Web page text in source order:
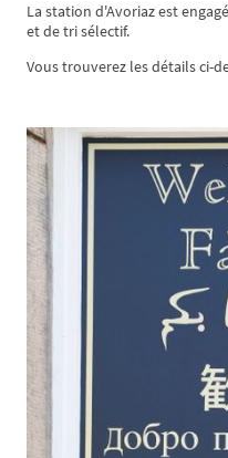
La station d'Avoriaz est
et de tri sélectif.
Vous trouverez les détails ci-